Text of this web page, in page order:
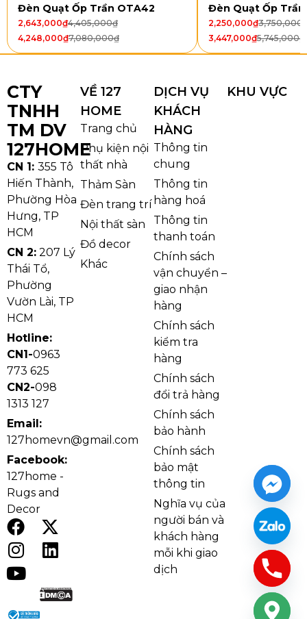
Chiều quay: 2 chiều
Đèn: Không
Loại động cơ: Động cơ DC
Thông số chi tiết Quạt Trần QT62
Kiểu dáng và chất liệu
Quạt Trần QT62
có thiết kế 3 cánh dài, dáng cong
mềm và hơi vát nhẹ ở đầu cánh, tạo cảm giác thanh
thoát khi lắp đặt trên trần nhà. Tông màu nâu gỗ kết
hợp thân quạt cùng màu giúp sản phẩm mang vẻ
ấm áp, sang trọng nhưng vẫn hiện đại. Kiểu dáng
không đèn giúp tổng thể gọn hơn, phù hợp với
những không gian đã có đèn âm trần, đèn thả, đèn
chùm hoặc hệ chiếu sáng riêng.
Đèn Quạt Ốp Trần OTA42
4,405,000₫
2,643,000₫
7,080,000₫
4,248,000₫
Đèn Quạt Ốp
3,750,000
2,250,000₫
5,745,000₫
3,447,000₫
CTY
TNHH
TM DV
127HOME
CN 1: 355 Tô
Hiến Thành,
Phường Hòa
Hưng, TP
HCM
CN 2: 207 Lý
Thái Tổ,
Phường
Vườn Lài, TP
HCM
Hotline:
CN1-0963
773 625
CN2-098
1313 127
Email:
127homevn@gmail.com
Facebook:
127home -
Rugs and
Decor
VỀ 127
HOME
Trang chủ
Phụ kiện nội
thất nhà
Thảm Sàn
Đèn trang trí
Nội thất sàn
Đồ decor
Khác
DỊCH VỤ
KHÁCH
HÀNG
Thông tin
chung
Thông tin
hàng hoá
Thông tin
thanh toán
Chính sách
vận chuyển –
giao nhận
hàng
Chính sách
kiểm tra
hàng
Chính sách
đổi trả hàng
Chính sách
bảo hành
Chính sách
bảo mật
thông tin
Nghĩa vụ của
người bán và
khách hàng
mỗi khi giao
dịch
KHU VỰC